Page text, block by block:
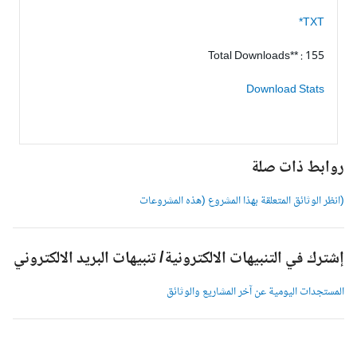
TXT*
Total Downloads** : 155
Download Stats
روابط ذات صلة
(انظر الوثائق المتعلقة بهذا المشروع (هذه المشروعات
إشترك في التنبيهات الالكترونية/ تنبيهات البريد الالكتروني
المستجدات اليومية عن آخر المشاريع والوثائق